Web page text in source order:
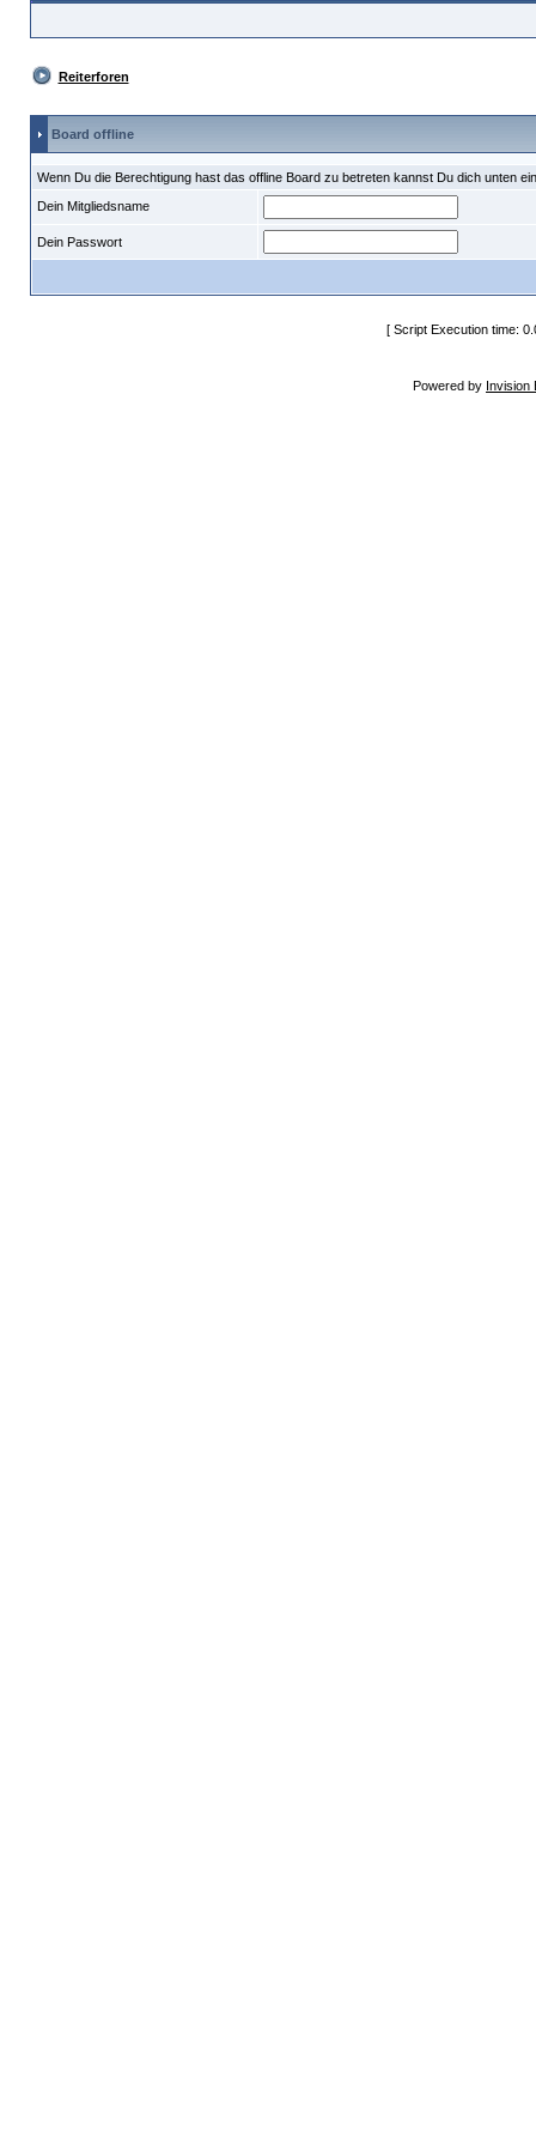
Reiterforen
Board offline
Wenn Du die Berechtigung hast das offline Board zu betreten kannst Du dich unten
Dein Mitgliedsname
Dein Passwort
[ Script Execution time:
Powered by Invision